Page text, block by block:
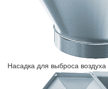
Насадка для выброса воздуха